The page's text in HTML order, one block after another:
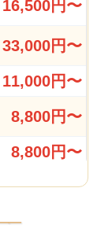
16,500円〜
33,000円〜
11,000円〜
8,800円〜
8,800円〜